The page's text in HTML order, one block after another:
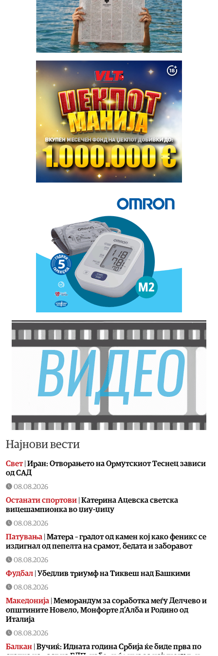
Најнови вести
Свет| Иран: Отворањето на Ормутскиот Теснец зависи
од САД
08.08.2026
Останати спортови Катерина Ацевска светска
вицешампионка во џиу-џицу
08.08.2026
Патувања Матера – градот од камен кој како феникс се
издигнал од пепелта на срамот, бедата и заборавот
08.08.2026
Фудбал Убедлив триумф на Тиквеш над Башкими
08.08.2026
Македонија Меморандум за соработка меѓу Делчево и
општините Новело, Монфорте д’Алба и Родино од
Италија
08.08.2026
Балкан Вучиќ: Идната година Србија ќе биде прва по